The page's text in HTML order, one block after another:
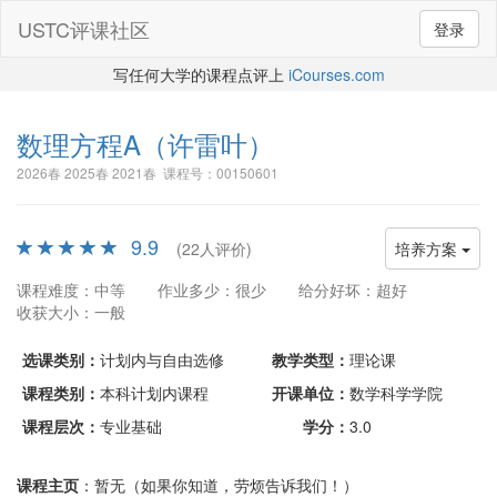
登录
USTC评课社区
写任何大学的课程点评上 iCourses.com
数理方程A （许雷叶）
2026春 2025春 2021春 课程号：00150601
培养方案
9.9
(22人评价)
课程难度：中等
作业多少：很少
给分好坏：超好
收获大小：一般
选课类别： 计划内与自由选修 教学类型： 理论课
课程类别： 本科计划内课程 开课单位： 数学科学学院
课程层次： 专业基础 学分： 3.0
课程主页 ：暂无（如果你知道，劳烦告诉我们！）